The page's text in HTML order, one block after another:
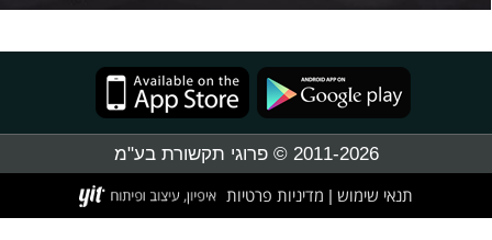
2011-2026 © פרוגי תקשורת בע"מ
תנאי שימוש מדיניות פרטיות